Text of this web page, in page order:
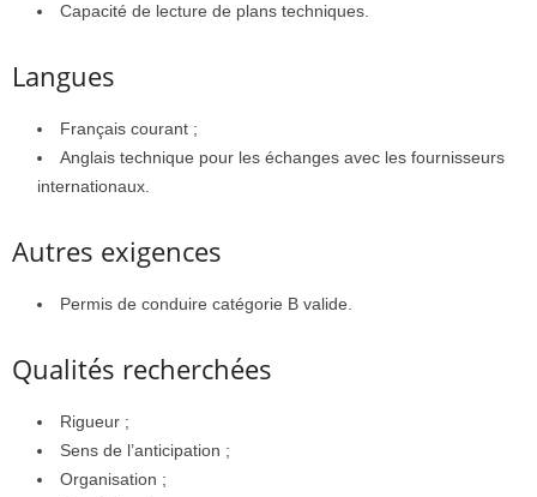
Capacité de lecture de plans techniques.
Langues
Français courant ;
Anglais technique pour les échanges avec les fournisseurs
internationaux.
Autres exigences
Permis de conduire catégorie B valide.
Qualités recherchées
Rigueur ;
Sens de l’anticipation ;
Organisation ;